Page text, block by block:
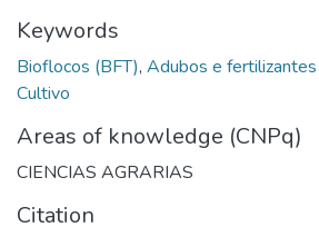
Keywords
Bioflocos (BFT), Adubos e fertilizantes
Cultivo
Areas of knowledge (CNPq)
CIENCIAS AGRARIAS
Citation